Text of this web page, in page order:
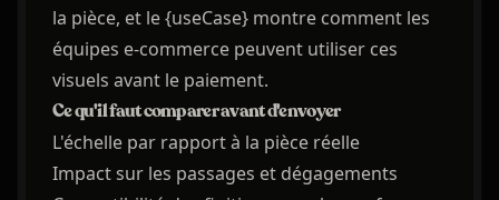
la pièce, et le {useCase} montre comment les
équipes e-commerce peuvent utiliser ces
visuels avant le paiement.
Ce qu'il faut comparer avant d'envoyer
L'échelle par rapport à la pièce réelle
Impact sur les passages et dégagements